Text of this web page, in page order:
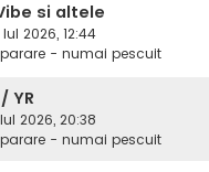
si altele
2026, 12:44
- numai pescuit
YR
2026, 20:38
- numai pescuit